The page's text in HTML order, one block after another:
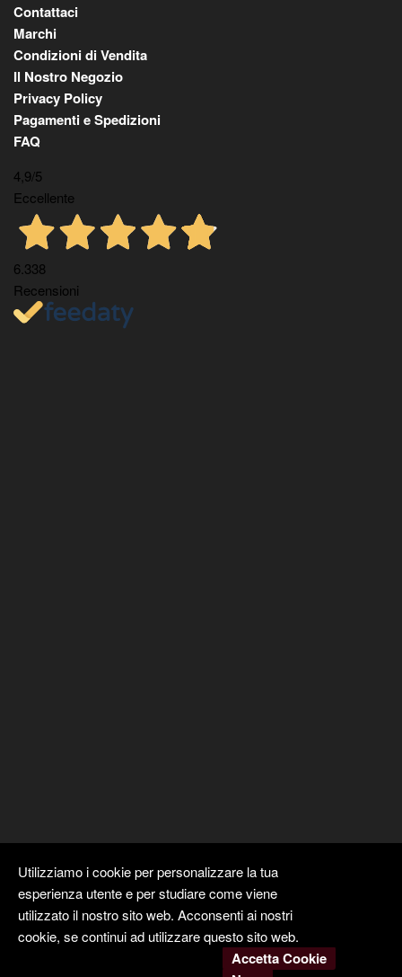
Contattaci
Marchi
Condizioni di Vendita
Il Nostro Negozio
Privacy Policy
Pagamenti e Spedizioni
FAQ
4,9/5
Eccellente
6.338
Recensioni
by STUDIO99. Tutti i diritti
Utilizziamo i cookie per personalizzare la tua
esperienza utente e per studiare come viene
utilizzato il nostro sito web. Acconsenti ai nostri
cookie, se continui ad utilizzare questo sito web.
Accetta Cookie